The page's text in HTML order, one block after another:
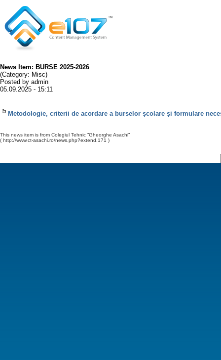
News Item: BURSE 2025-2026
(Category: Misc)
Posted by admin
05.09.2025 - 15:11
Metodologie, criterii de acordare a burselor școlare și formulare
This news item is from Colegiul Tehnic ”Gheorghe Asachi”
( http://www.ct-asachi.ro/news.php?extend.171 )